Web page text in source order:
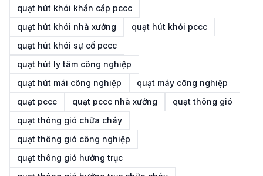
quạt hút khói khẩn cấp pccc
quạt hút khói nhà xưởng
quạt hút khói pccc
quạt hút khói sự cố pccc
quạt hút ly tâm công nghiệp
quạt hút mái công nghiệp
quạt máy công nghiệp
quạt pccc
quạt pccc nhà xưởng
quạt thông gió
quạt thông gió chữa cháy
quạt thông gió công nghiệp
quạt thông gió hướng trục